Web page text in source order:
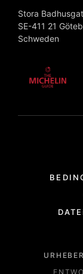
Stora
SE-411 21
Schweden